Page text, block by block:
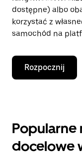
dostępne) albo
korzystać z
samochód na
Rozpocznij
Popularne
docelowe